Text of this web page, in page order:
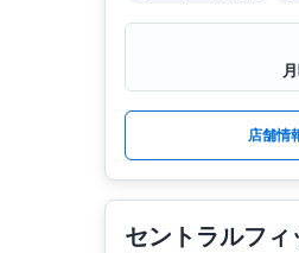
店舗情
セントラルフ